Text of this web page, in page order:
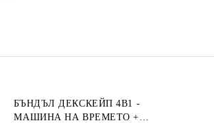
БЪНДЪЛ ДЕКСКЕЙП 4В1 -
МАШИНА НА ВРЕМЕТО +